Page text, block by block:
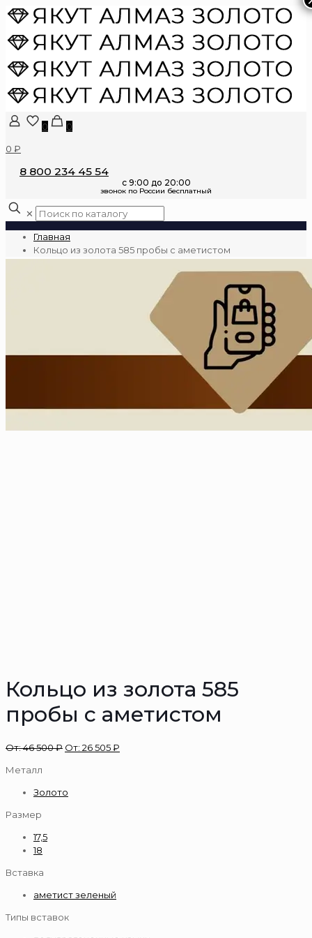
0
0
0 ₽
8 800 234 45 54
✕
Главная
Кольцо из золота 585 пробы с аметистом
Кольцо из золота 585
пробы с аметистом
От:46 500₽ От: 26 505₽
Металл
Золото
Размер
17,5
18
Вставка
аметист зеленый
Типы вставок